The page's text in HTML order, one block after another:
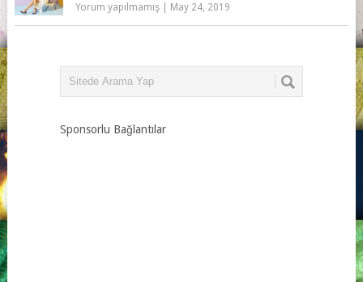
Yorum yapılmamış| May 24, 2019
Sponsorlu Bağlantılar